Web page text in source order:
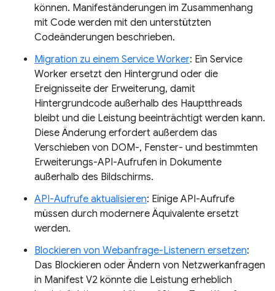
können. Manifeständerungen im Zusammenhang
mit Code werden mit den unterstützten
Codeänderungen beschrieben.
Migration zu einem Service Worker: Ein Service
Worker ersetzt den Hintergrund oder die
Ereignisseite der Erweiterung, damit
Hintergrundcode außerhalb des Hauptthreads
bleibt und die Leistung beeinträchtigt werden kann.
Diese Änderung erfordert außerdem das
Verschieben von DOM-, Fenster- und bestimmten
Erweiterungs-API-Aufrufen in Dokumente
außerhalb des Bildschirms.
API-Aufrufe aktualisieren: Einige API-Aufrufe
müssen durch modernere Äquivalente ersetzt
werden.
Blockieren von Webanfrage-Listenern ersetzen:
Das Blockieren oder Ändern von Netzwerkanfragen
in Manifest V2 könnte die Leistung erheblich